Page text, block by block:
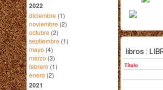
2022
diciembre (1)
noviembre (2)
octubre (2)
septiembre (1)
mayo (4)
marzo (3)
febrero (1)
enero (2)
2021